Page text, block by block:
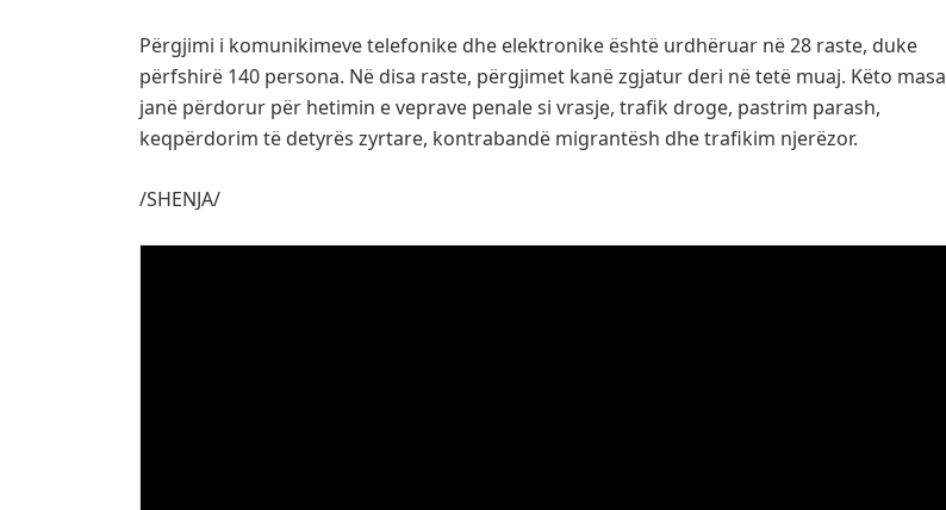
Përgjimi i komunikimeve telefonike dhe elektronike është urdhëruar në 28 raste, duke
përfshirë 140 persona. Në disa raste, përgjimet kanë zgjatur deri në tetë muaj. Këto masa
janë përdorur për hetimin e veprave penale si vrasje, trafik droge, pastrim parash,
keqpërdorim të detyrës zyrtare, kontrabandë migrantësh dhe trafikim njerëzor.
/SHENJA/